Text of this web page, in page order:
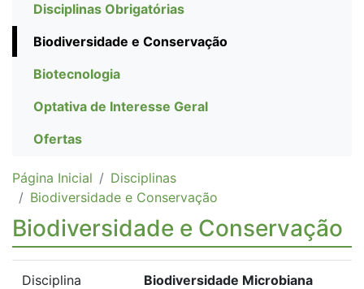
Disciplinas Obrigatórias
Biodiversidade e Conservação
Biotecnologia
Optativa de Interesse Geral
Ofertas
Página Inicial
Disciplinas
Biodiversidade e Conservação
Biodiversidade e Conservação
Disciplina Biodiversidade Microbiana